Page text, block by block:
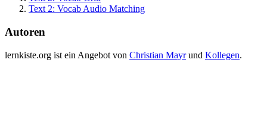
Text 2: Vocab Audio Matching
Autoren
lernkiste.org ist ein Angebot von Christian Mayrund Kollegen.